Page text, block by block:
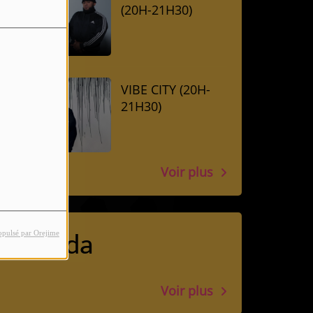
par Orejime
(20H-21H30)
VIBE CITY (20H-
21H30)
Voir plus
Agenda
Voir plus